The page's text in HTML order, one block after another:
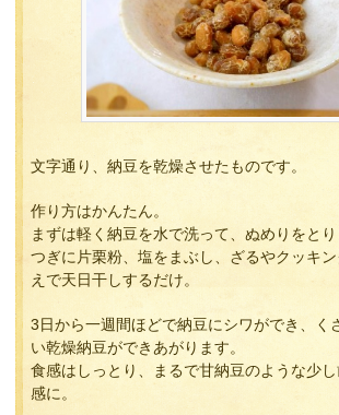
文字通り、納豆を乾燥させたものです。
作り方はかんたん。
まずは軽く納豆を水で洗って、ぬめりをとり
つぎに片栗粉、塩をまぶし、ざるやクッキ
えで天日干しするだけ。
3日から一週間ほどで納豆にシワができ、く
い乾燥納豆ができあがります。
食感はしっとり、まるで甘納豆のような少
感に。